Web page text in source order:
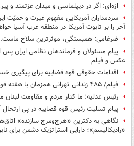
اژه‌ای: اگر در دیپلماسی و میدان عزتمند و
سردمداران آمریکایی مفهوم غیرت و حمیّت
آخر را بر تابوت آمریکا در منطقه غرب آسیا
ضرغامی: همبستگی، موثرترین سلاح
پیام مسئولان و فرماندهان نظامی ایران
عکس و فیلم
اقدامات حقوقی قوه قضاییه برای پیگیری
فیلم/ ۴۸۵ زندانی تهرانی همزمان با هفته قوه قضاییه آزاد می‌شوند
رئیس عدلیه: ما کنار مردم و مقاومت لبنان
پیام تسلیت رئیس قوه قضاییه در پی ارتحال
نگاهی به دکترین «هرج‌ومرج سازنده»
«رادیکالیسم»؛ دارایی استراتژیک دشمن برای